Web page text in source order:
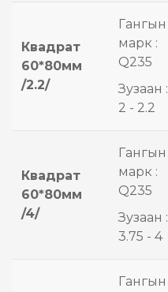
Квадрат
60*80мм
/2.2/
Гангын
марк :
Q235
Зузаан :
2 - 2.2
Квадрат
60*80мм
/4/
Гангын
марк :
Q235
Зузаан :
3.75 - 4
Гангын